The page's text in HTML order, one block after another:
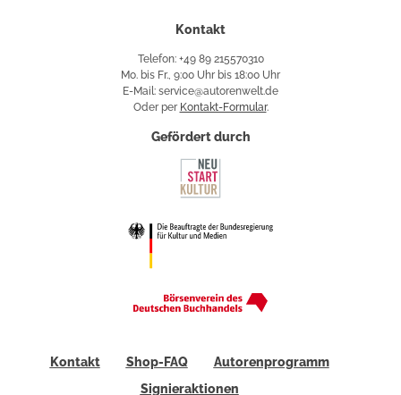
Kontakt
Telefon: +49 89 215570310
Mo. bis Fr., 9:00 Uhr bis 18:00 Uhr
E-Mail: service@autorenwelt.de
Oder per Kontakt-Formular.
Gefördert durch
Kontakt Shop-FAQ
Autorenprogramm
Signieraktionen